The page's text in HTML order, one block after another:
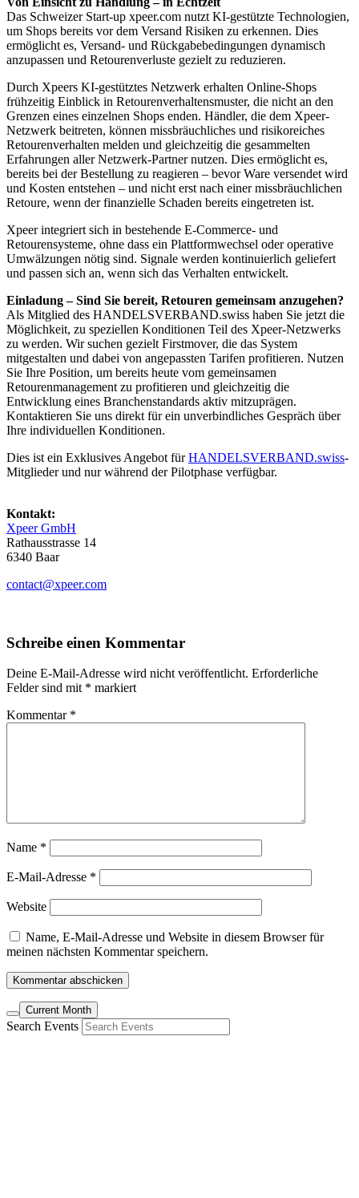
Das Schweizer Start-up xpeer.com nutzt KI-gestützte Technologien,
um Shops bereits vor dem Versand Risiken zu erkennen. Dies
ermöglicht es, Versand- und Rückgabebedingungen dynamisch
anzupassen und Retourenverluste gezielt zu reduzieren.
Durch Xpeers KI-gestütztes Netzwerk erhalten Online-Shops
frühzeitig Einblick in Retourenverhaltensmuster, die nicht an den
Grenzen eines einzelnen Shops enden. Händler, die dem Xpeer-
Netzwerk beitreten, können missbräuchliches und risikoreiches
Retourenverhalten melden und gleichzeitig die gesammelten
Erfahrungen aller Netzwerk-Partner nutzen. Dies ermöglicht es,
bereits bei der Bestellung zu reagieren – bevor Ware versendet wird
und Kosten entstehen – und nicht erst nach einer missbräuchlichen
Retoure, wenn der finanzielle Schaden bereits eingetreten ist.
Xpeer integriert sich in bestehende E-Commerce- und
Retourensysteme, ohne dass ein Plattformwechsel oder operative
Umwälzungen nötig sind. Signale werden kontinuierlich geliefert
und passen sich an, wenn sich das Verhalten entwickelt.
Einladung – Sind Sie bereit, Retouren gemeinsam anzugehen?
Als Mitglied des HANDELSVERBAND.swiss haben Sie jetzt die
Möglichkeit, zu speziellen Konditionen Teil des Xpeer-Netzwerks
zu werden. Wir suchen gezielt Firstmover, die das System
mitgestalten und dabei von angepassten Tarifen profitieren. Nutzen
Sie Ihre Position, um bereits heute vom gemeinsamen
Retourenmanagement zu profitieren und gleichzeitig die
Entwicklung eines Branchenstandards aktiv mitzuprägen.
Kontaktieren Sie uns direkt für ein unverbindliches Gespräch über
Ihre individuellen Konditionen.
Dies ist ein Exklusives Angebot fürHANDELSVERBAND.swiss-
Mitglieder und nur während der Pilotphase verfügbar.
Kontakt:
Xpeer GmbH
Rathausstrasse 14
6340 Baar
contact@xpeer.com
Schreibe einen Kommentar
Deine E-Mail-Adresse wird nicht veröffentlicht. Erforderliche
Felder sind mit * markiert
Kommentar *
Name *
E-Mail-Adresse *
Website
Name, E-Mail-Adresse und Website in diesem Browser für
meinen nächsten Kommentar speichern.
Current Month
Search Events